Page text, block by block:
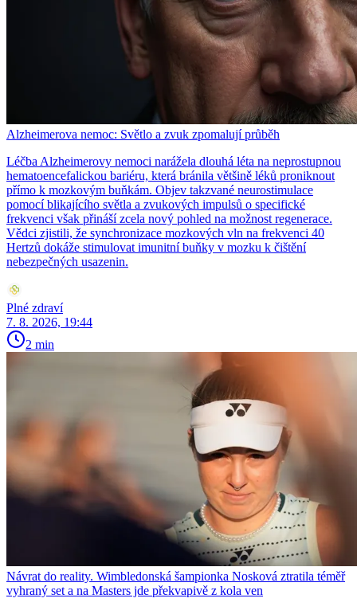
Alzheimerova nemoc: Světlo a zvuk zpomalují průběh
Léčba Alzheimerovy nemoci narážela dlouhá léta na neprostupnou
hematoencefalickou bariéru, která bránila většině léků proniknout
přímo k mozkovým buňkám. Objev takzvané neurostimulace
pomocí blikajícího světla a zvukových impulsů o specifické
frekvenci však přináší zcela nový pohled na možnost regenerace.
Vědci zjistili, že synchronizace mozkových vln na frekvenci 40
Hertzů dokáže stimulovat imunitní buňky v mozku k čištění
nebezpečných usazenin.
Plné zdraví
7. 8. 2026, 19:44
2 min
Návrat do reality. Wimbledonská šampionka Nosková ztratila téměř
vyhraný set a na Masters jde překvapivě z kola ven